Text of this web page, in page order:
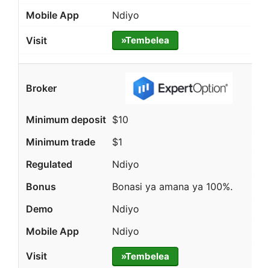
Ndiyo
»Tembelea
$10
$1
Ndiyo
Bonasi ya amana ya 100%.
Ndiyo
Ndiyo
»Tembelea